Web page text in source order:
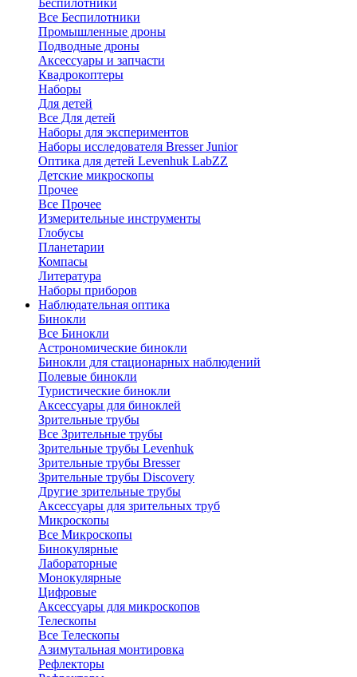
Беспилотники
Все Беспилотники
Промышленные дроны
Подводные дроны
Аксессуары и запчасти
Квадрокоптеры
Наборы
Для детей
Все Для детей
Наборы для экспериментов
Наборы исследователя Bresser Junior
Оптика для детей Levenhuk LabZZ
Детские микроскопы
Прочее
Все Прочее
Измерительные инструменты
Глобусы
Планетарии
Компасы
Литература
Наборы приборов
Наблюдательная оптика
Бинокли
Все Бинокли
Астрономические бинокли
Бинокли для стационарных наблюдений
Полевые бинокли
Туристические бинокли
Аксессуары для биноклей
Зрительные трубы
Все Зрительные трубы
Зрительные трубы Levenhuk
Зрительные трубы Bresser
Зрительные трубы Discovery
Другие зрительные трубы
Аксессуары для зрительных труб
Микроскопы
Все Микроскопы
Бинокулярные
Лабораторные
Монокулярные
Цифровые
Аксессуары для микроскопов
Телескопы
Все Телескопы
Азимутальная монтировка
Рефлекторы